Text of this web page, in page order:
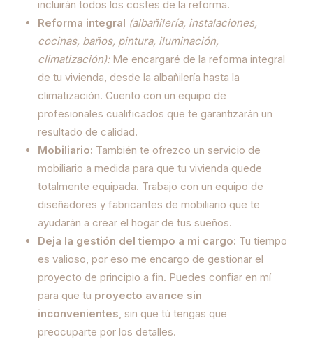
incluirán todos los costes de la reforma.
Reforma integral (albañilería, instalaciones,
cocinas, baños, pintura, iluminación,
climatización): Me encargaré de la reforma integral
de tu vivienda, desde la albañilería hasta la
climatización. Cuento con un equipo de
profesionales cualificados que te garantizarán un
resultado de calidad.
Mobiliario: También te ofrezco un servicio de
mobiliario a medida para que tu vivienda quede
totalmente equipada. Trabajo con un equipo de
diseñadores y fabricantes de mobiliario que te
ayudarán a crear el hogar de tus sueños.
Deja la gestión del tiempo a mi cargo: Tu tiempo
es valioso, por eso me encargo de gestionar el
proyecto de principio a fin. Puedes confiar en mí
para que tu proyecto avance sin
inconvenientes, sin que tú tengas que
preocuparte por los detalles.